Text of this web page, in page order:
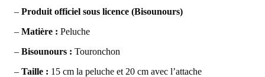
– Produit officiel sous licence (Bisounours)
– Matière : Peluche
– Bisounours : Touronchon
– Taille : 15 cm la peluche et 20 cm avec l’attache